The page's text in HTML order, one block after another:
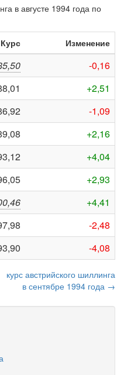
в августе 1994 года по
Курс Изменение
-0,16
+2,51
-1,09
+2,16
+4,04
+2,93
+4,41
-2,48
-4,08
курс австрийского шиллинга
в сентябре 1994 года →